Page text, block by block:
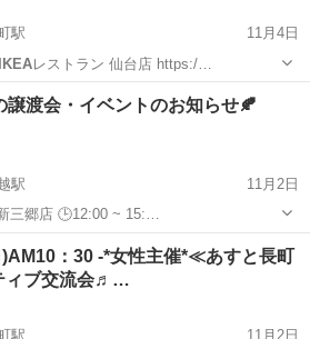
駅
11月4日
IKEAレストラン 仙台店 https:/…
その他 あすと長町
譲渡会・イベントのお知らせ🍂
駅
11月2日
三郷店 🕒12:00 ~ 15:…
ねこ
)AM10：30 -*女性主催*≪あすと長町
ィブ交流会♬…
駅 11月2日